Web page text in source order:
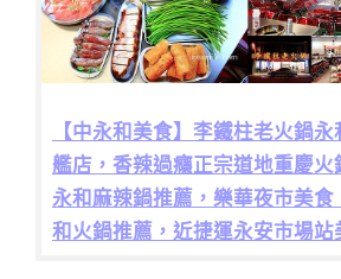
【中永和美食】李鐵柱老火鍋永
艦店，香辣過癮正宗道地重慶火
永和麻辣鍋推薦，樂華夜市美食
和火鍋推薦，近捷運永安市場站